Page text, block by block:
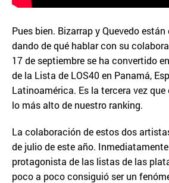
Pues bien. Bizarrap y Quevedo
dando de qué hablar con su
17 de septiembre se ha convertido
de la Lista de LOS40 en Panamá,
Latinoamérica. Es la tercera vez
lo más alto de nuestro ranking.
La colaboración de estos dos
de julio de este año.
protagonista de las listas de las
poco a poco consiguió ser un